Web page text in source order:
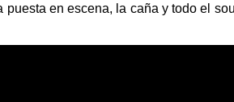
en escena, la caña y todo el